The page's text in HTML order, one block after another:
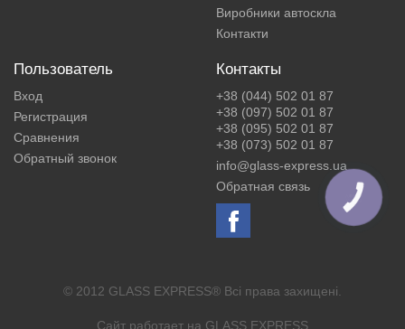
Виробники автоскла
Контакти
Пользователь
Вход
Регистрация
Сравнения
Обратный звонок
Контакты
+38 (044) 502 01 87
+38 (097) 502 01 87
+38 (095) 502 01 87
+38 (073) 502 01 87
info@glass-express.ua
Обратная связь
© 2012 GLASS EXPRESS® Всі права захищені.
Сайт работает на GLASS EXPRESS
КНОПКА
ЗВ'ЯЗКУ